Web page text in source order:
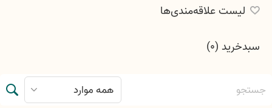
لیست علاقه‌مندی‌ها
سبدخرید (0)